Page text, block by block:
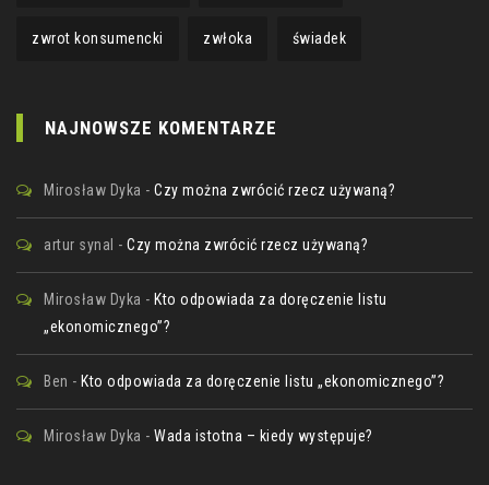
zwrot konsumencki zwłoka świadek
NAJNOWSZE KOMENTARZE
Mirosław Dyka - Czy można zwrócić rzecz używaną?
artur synal - Czy można zwrócić rzecz używaną?
Mirosław Dyka - Kto odpowiada za doręczenie listu
„ekonomicznego”?
Ben - Kto odpowiada za doręczenie listu „ekonomicznego”?
Mirosław Dyka - Wada istotna – kiedy występuje?